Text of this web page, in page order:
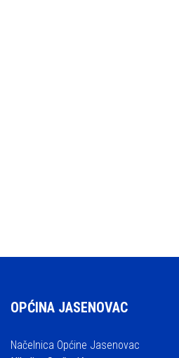
OPĆINA JASENOVAC
Načelnica Općine Jasenovac